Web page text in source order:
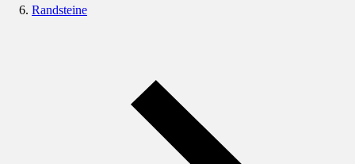
Randsteine